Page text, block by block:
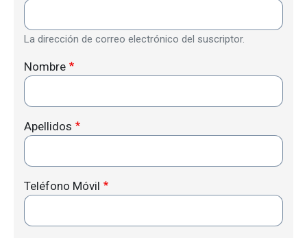
La dirección de correo electrónico del suscriptor.
Nombre
Apellidos
Teléfono Móvil